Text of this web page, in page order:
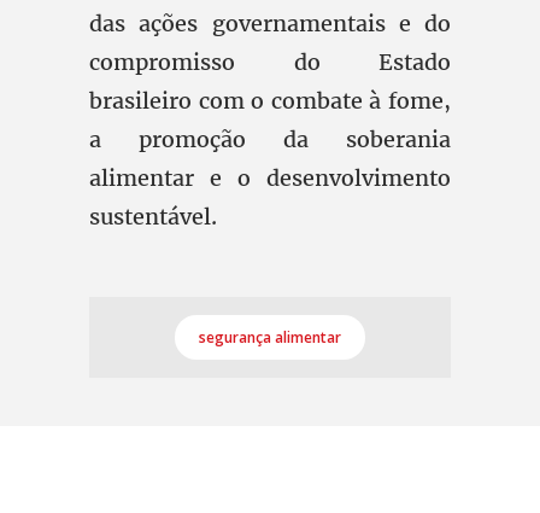
das ações governamentais e do
compromisso do Estado
brasileiro com o combate à fome,
a promoção da soberania
alimentar e o desenvolvimento
sustentável.
segurança alimentar